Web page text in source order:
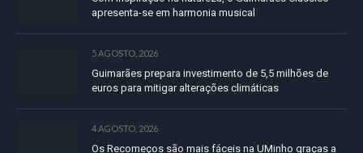
apresenta-se em harmonia musical
5 AGOSTO, 2026
Guimarães prepara investimento de 5,5 milhões de
euros para mitigar alterações climáticas
4 AGOSTO, 2026
Os Recomeços são mais fáceis na UMinho graças a